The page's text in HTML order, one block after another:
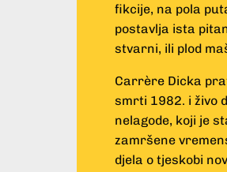
fikcije, na pola
postavlja ista
stvarni, ili plod
Carrère Dicka
smrti 1982. i živo
nelagode, koji je
zamršene
djela o tjeskobi